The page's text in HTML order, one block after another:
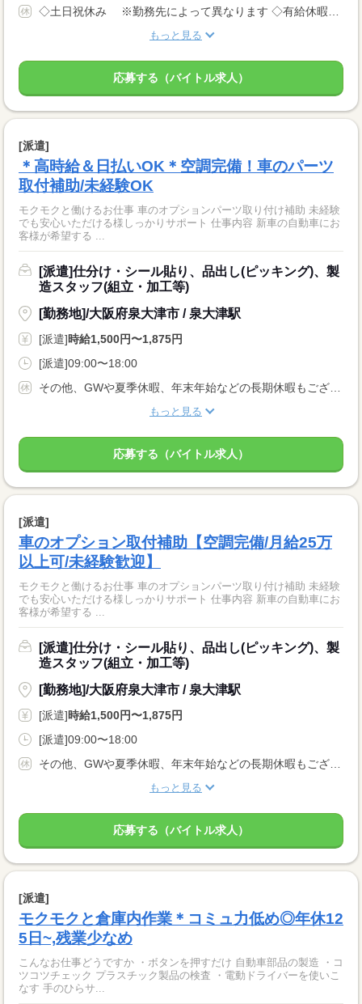
◇土日祝休み ※勤務先によって異なります ◇有給休暇あり（入社6ヵ月後に10日付与） ◇産休・育休制度あり 休日多めの職場が多いでが、 月給制なので給料は安定です！
もっと見る
応募する（バイトル求人）
[派遣]
＊高時給＆日払いOK＊空調完備！車のパーツ
取付補助/未経験OK
モクモクと働けるお仕事 車のオプションパーツ取り付け補助 未経験
でも安心いただける様しっかりサポート 仕事内容 新車の自動車にお
客様が希望する ...
[派遣]仕分け・シール貼り、品出し(ピッキング)、製
造スタッフ(組立・加工等)
[勤務地]/大阪府泉大津市 / 泉大津駅
[派遣]時給1,500円〜1,875円
[派遣]09:00〜18:00
その他、GWや夏季休暇、年末年始などの長期休暇もございます。
もっと見る
応募する（バイトル求人）
[派遣]
車のオプション取付補助【空調完備/月給25万
以上可/未経験歓迎】
モクモクと働けるお仕事 車のオプションパーツ取り付け補助 未経験
でも安心いただける様しっかりサポート 仕事内容 新車の自動車にお
客様が希望する ...
[派遣]仕分け・シール貼り、品出し(ピッキング)、製
造スタッフ(組立・加工等)
[勤務地]/大阪府泉大津市 / 泉大津駅
[派遣]時給1,500円〜1,875円
[派遣]09:00〜18:00
その他、GWや夏季休暇、年末年始などの長期休暇もございます。
もっと見る
応募する（バイトル求人）
[派遣]
モクモクと倉庫内作業＊コミュ力低め◎年休12
5日~,残業少なめ
こんなお仕事どうですか ・ボタンを押すだけ 自動車部品の製造 ・コ
ツコツチェック プラスチック製品の検査 ・電動ドライバーを使いこ
なす 手のひらサ...